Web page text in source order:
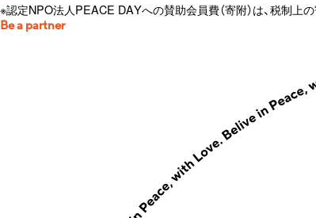
※認定NPO法人PEACE DAYへの賛助会員費（寄附）は、税制上
Be a partner